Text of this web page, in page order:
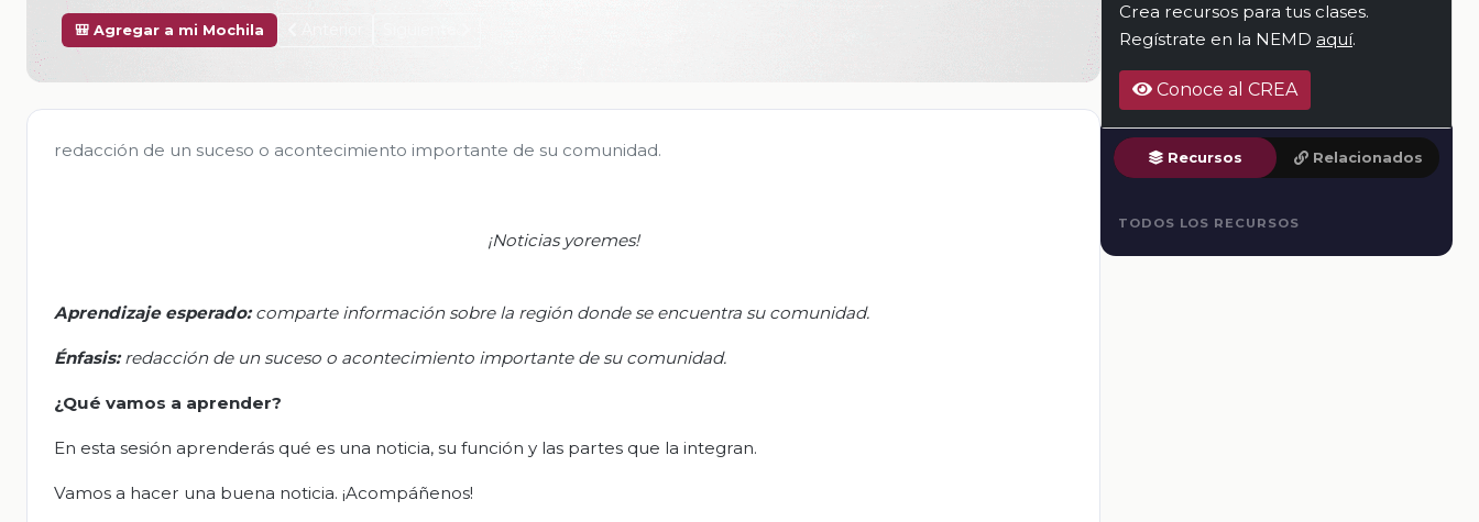
🎒 Agregar a mi Mochila
redacción de un suceso o acontecimiento importante de su comunidad.
¡Noticias yoremes!
Aprendizaje esperado: comparte información sobre la región donde se encuentra su comunidad.
Énfasis:redacción de un suceso o acontecimiento importante de su comunidad.
¿Qué vamos a aprender?
En esta sesión aprenderás qué es una noticia, su función y las partes que la integran.
Vamos a hacer una buena noticia. ¡Acompáñenos!
Crea recursos para tus clases.
Regístrate en la NEMD aquí.
Conoce al CREA
Recursos Relacionados
TODOS LOS RECURSOS